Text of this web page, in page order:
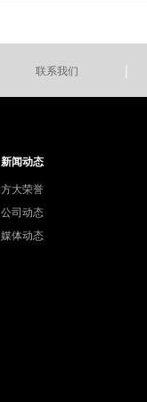
联系我们 |
新闻动态
方大荣誉
公司动态
媒体动态